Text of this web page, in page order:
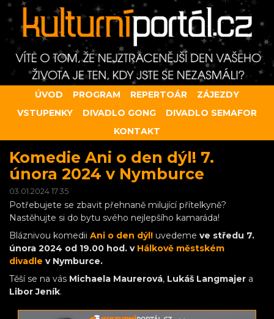
ÚVOD PROGRAM REPERTOÁR
ZÁJEZDY
VSTUPENKY
DIVADLO GONG
DIVADLO SEMAFOR
KONTAKT
Komedie Ani o den dýl! 7.
února 2024 v Nymburce
03.01.2024 17:35
Potřebujete se zbavit přehnaně milující přítelkyně?
Nastěhujte si do bytu svého nejlepšího kamaráda!
Bláznivou komedii Ani o den dýl! uvedeme ve středu 7.
února 2024 od 19.00 hod. v Hálkově městském
divadle v Nymburce.
Těší se na vás Michaela Maurerová, Lukáš Langmajer a
Libor Jeník.